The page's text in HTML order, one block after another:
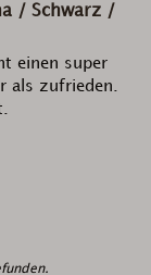
/ Schwarz /
einen super
als zufrieden.